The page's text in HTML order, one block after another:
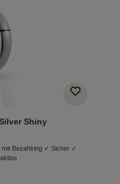
Shiny
mit Bezahlring ✓ Sicher ✓